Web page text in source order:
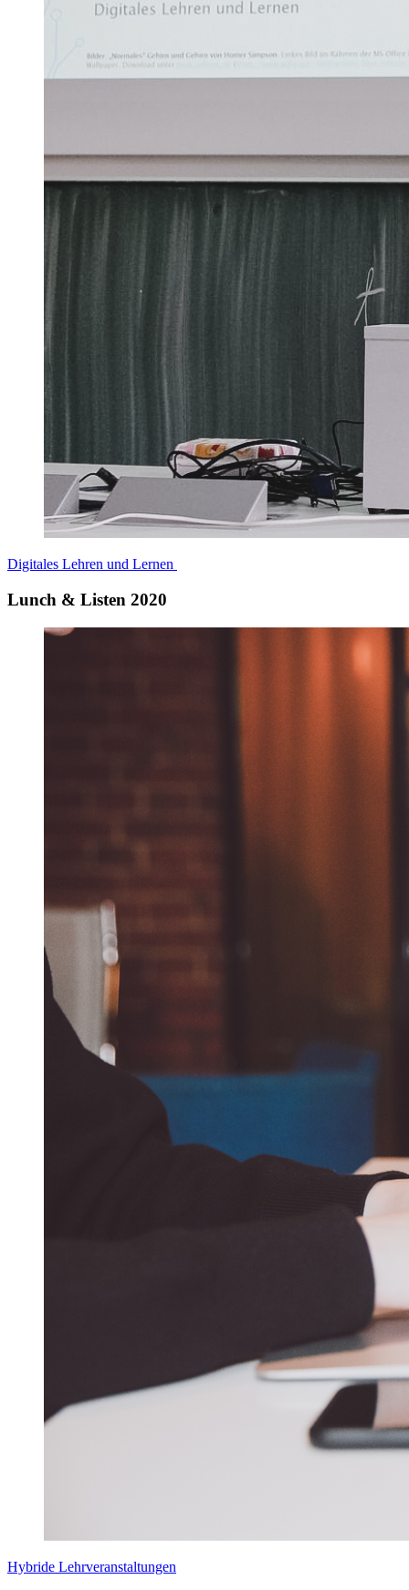
Digitales Lehren und Lernen
Lunch & Listen 2020
Hybride Lehrveranstaltungen